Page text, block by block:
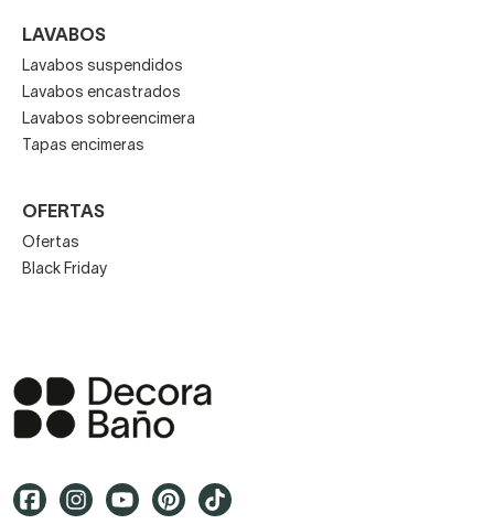
LAVABOS
Lavabos suspendidos
Lavabos encastrados
Lavabos sobreencimera
Tapas encimeras
OFERTAS
Ofertas
Black Friday